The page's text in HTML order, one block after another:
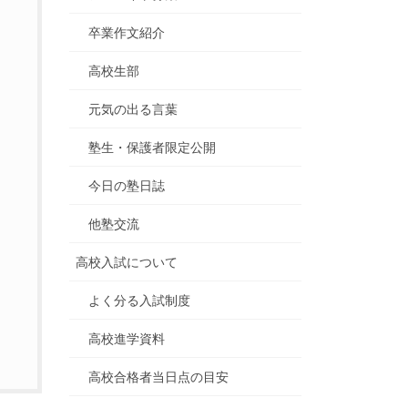
卒業作文紹介
高校生部
元気の出る言葉
塾生・保護者限定公開
今日の塾日誌
他塾交流
高校入試について
よく分る入試制度
高校進学資料
高校合格者当日点の目安